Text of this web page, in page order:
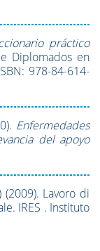
práctico
Diplomados en
978-84-614-
Enfermedades
del apoyo
(2009). Lavoro di
IRES . Instituto